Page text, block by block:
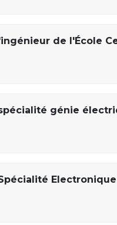
de l'École
génie
Electronique